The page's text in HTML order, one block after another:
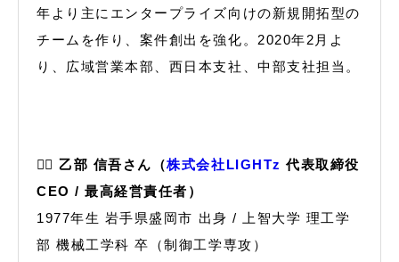
年より主にエンタープライズ向けの新規開拓型の
チームを作り、案件創出を強化。2020年2月よ
り、広域営業本部、西日本支社、中部支社担当。
🙋‍♂️ 乙部 信吾さん（株式会社LIGHTz 代表取締役
CEO / 最高経営責任者）
1977年生 岩手県盛岡市 出身 / 上智大学 理工学
部 機械工学科 卒（制御工学専攻）